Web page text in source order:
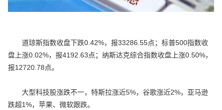
道琼斯指数收盘下跌0.42%，报33286.55点；标普500指数收
盘上涨0.02%，报4192.63点；纳斯达克综合指数收盘上涨0.50%，
报12720.78点。
大型科技股涨跌不一，特斯拉涨近5%，谷歌涨近2%，亚马逊
跌超1%，苹果、微软跟跌。